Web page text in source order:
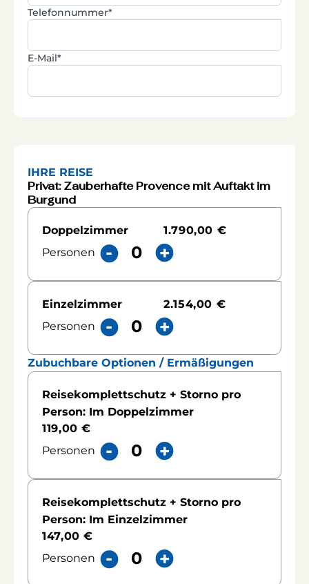
Telefonnummer*
E-Mail*
IHRE REISE
Privat: Zauberhafte Provence mit Auftakt im
Burgund
Doppelzimmer
1.790,00 €
Personen
Einzelzimmer
2.154,00 €
Personen
Zubuchbare Optionen / Ermäßigungen
Reisekomplettschutz + Storno pro
Person: Im Doppelzimmer
119,00 €
Personen
- +
Reisekomplettschutz + Storno pro
Person: Im Einzelzimmer
147,00 €
Personen
- +